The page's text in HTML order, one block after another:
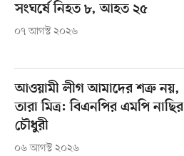
সংঘর্ষে নিহত ৮, আহত ২৫
০৭ আগস্ট ২০২৬
আওয়ামী লীগ আমাদের শত্রু নয়,
তারা মিত্র: বিএনপির এমপি নাছির
চৌধুরী
০৬ আগস্ট ২০২৬